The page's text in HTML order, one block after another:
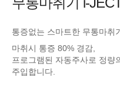
통증없는 스마트한 무통마취
마취시 통증 80% 경감,
프로그램된 자동주사로 정량
주입합니다.